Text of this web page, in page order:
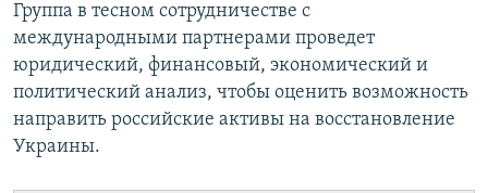
Группа в тесном сотрудничестве с
международными партнерами проведет
юридический, финансовый, экономический и
политический анализ, чтобы оценить возможность
направить российские активы на восстановление
Украины.